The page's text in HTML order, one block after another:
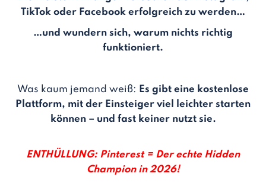
TikTok oder Facebook erfolgreich zu werden…
…und wundern sich, warum nichts richtig
funktioniert.
Was kaum jemand weiß: Es gibt eine kostenlose
Plattform, mit der Einsteiger viel leichter starten
können – und fast keiner nutzt sie.
ENTHÜLLUNG: Pinterest = Der echte Hidden
Champion in 2026!